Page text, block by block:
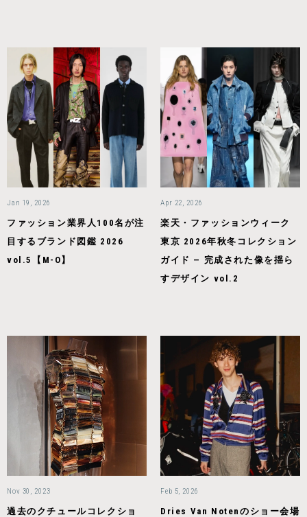
Jan 19, 2026
ファッション業界人100名が注
目するブランド図鑑 2026
vol.5【M-O】
Apr 22, 2026
楽天・ファッションウィーク
東京 2026年秋冬コレクション
ガイド — 完成された像を揺ら
すデザイン vol.2
Nov 30, 2023
過去のクチュールコレクショ
Feb 5, 2026
Dries Van Notenのショー会場